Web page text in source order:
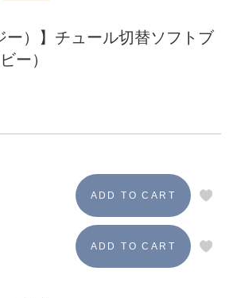
ー）】チュール切替ソフトブ
ー）